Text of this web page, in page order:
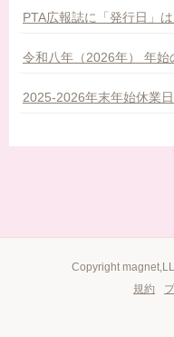
PTA広報誌に「発行日」
令和八年（2026年） 年始
2025-2026年末年始休業
Copyright
規約